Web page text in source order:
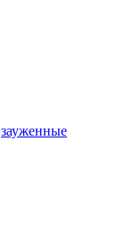
зауженные